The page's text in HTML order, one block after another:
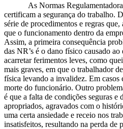
As Normas Regulamentadoras
certificam a segurança do trabalho.
série de procedimentos e regras
que o funcionamento dentro da
Assim, a primeira consequência
das NR’s é o dano físico causado
acarretar ferimentos leves, como
mais graves, em que o trabalhador
física levando a invalidez. Em casos
morte do funcionário. Outro
é que a falta de condições seguras e
apropriados, agravados com o
uma certa ansiedade e receio nos
insatisfeitos, resultando na perda de